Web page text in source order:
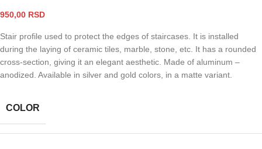
950,00 RSD
Stair profile used to protect the edges of staircases. It is installed
during the laying of ceramic tiles, marble, stone, etc. It has a rounded
cross-section, giving it an elegant aesthetic. Made of aluminum –
anodized. Available in silver and gold colors, in a matte variant.
COLOR